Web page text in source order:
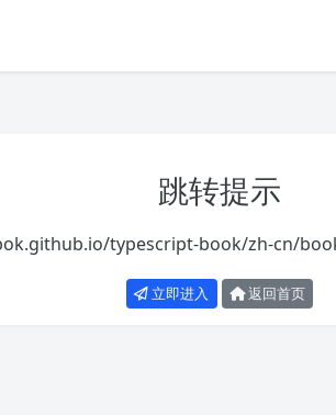
跳转提示
typescript-book/zh-cn/
立即进入 返回首页